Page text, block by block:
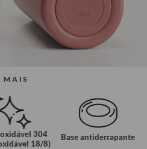
MAIS
304
18/8)
Base antiderrapante